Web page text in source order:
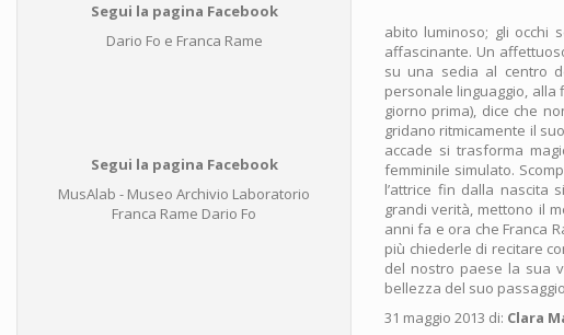
Segui la pagina Facebook
Dario Fo e Franca Rame
Segui la pagina Facebook
MusAlab - Museo Archivio Laboratorio
Franca Rame Dario Fo
abito luminoso; gli occhi
affascinante. Un
su una sedia al centro
personale linguaggio,
giorno prima), dice che
gridano ritmicamente il
accade si trasforma
femminile simulato.
l’attrice fin dalla nascita
grandi verità, mettono il
anni fa e ora che Franca
più chiederle di recitare
del nostro paese la sua
bellezza del suo
31 maggio 2013 di: Clara